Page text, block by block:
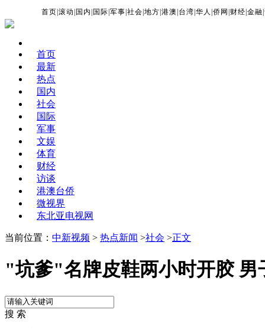
首页 |滚动 国内 国际 |军事 |社会 |地方 |港澳 台湾 |华人 |侨网 财经 |金融 |
首页
最新
热点
国内
社会
国际
军事
文娱
体育
财经
访谈
港澳台侨
微视界
东北亚电视网
当前位置： 中新视频 > 热点新闻 >社会 >正文
"坑爹"名牌皮鞋两小时开胶 男
搜 索